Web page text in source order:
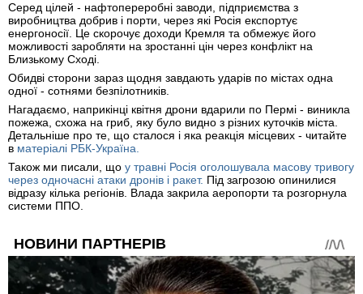
Серед цілей - нафтопереробні заводи, підприємства з
виробництва добрив і порти, через які Росія експортує
енергоносії. Це скорочує доходи Кремля та обмежує його
можливості заробляти на зростанні цін через конфлікт на
Близькому Сході.
Обидві сторони зараз щодня завдають ударів по містах одна
одної - сотнями безпілотників.
Нагадаємо, наприкінці квітня дрони вдарили по Пермі - виникла
пожежа, схожа на гриб, яку було видно з різних куточків міста.
Детальніше про те, що сталося і яка реакція місцевих - читайте
в матеріалі РБК-Україна.
Також ми писали, що у травні Росія оголошувала масову тривогу
через одночасні атаки дронів і ракет. Під загрозою опинилися
відразу кілька регіонів. Влада закрила аеропорти та розгорнула
системи ППО.